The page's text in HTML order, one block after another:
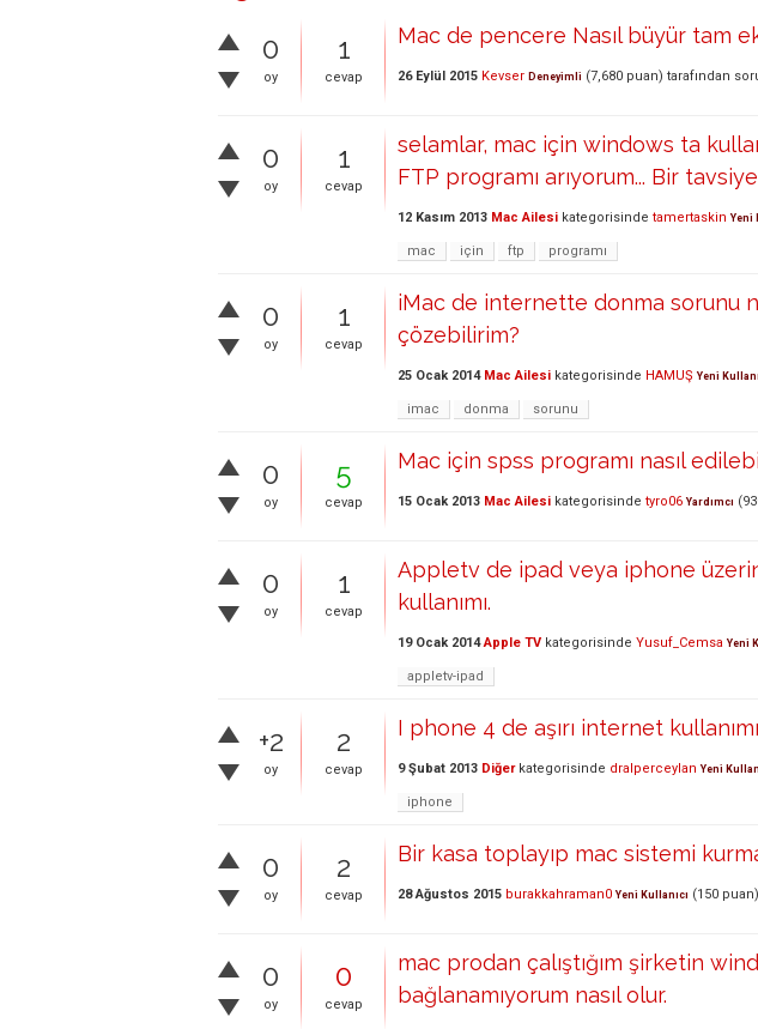
0
oy
1
cevap
Mac de pencere Nasıl büyür tam
26 Eylül 2015 Kevser Deneyimli (7,680 puan) tarafından
0
oy
1
cevap
selamlar, mac için windows ta
FTP programı arıyorum... Bir
12 Kasım 2013 Mac Ailesi kategorisinde tamertaskin Yeni
mac için ftp programı
0
oy
1
cevap
iMac de internette donma sorunu
çözebilirim?
25 Ocak 2014 Mac Ailesi kategorisinde HAMUŞ Yeni
imac donma sorunu
0
oy
5
cevap
Mac için spss programı nasıl
15 Ocak 2013 Mac Ailesi kategorisinde tyro06 Yardımcı (
0
oy
1
cevap
Appletv de ipad veya iphone
kullanımı.
19 Ocak 2014 Apple TV kategorisinde Yusuf_Cemsa Yeni
appletv-ipad
+2
oy
2
cevap
I phone 4 de aşırı internet kullanımı
9 Şubat 2013 Diğerkategorisinde dralperceylan Yeni
iphone
0
oy
2
cevap
Bir kasa toplayıp mac sistemi
28 Ağustos 2015 burakkahraman0 Yeni Kullanıcı (150 puan)
0
oy
0
cevap
mac prodan çalıştığım şirketin
bağlanamıyorum nasıl olur.